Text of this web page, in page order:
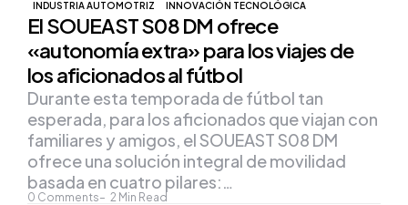
INDUSTRIA AUTOMOTRIZ INNOVACIÓN TECNOLÓGICA
El SOUEAST S08 DM ofrece
«autonomía extra» para los viajes de
los aficionados al fútbol
0 Comments 2 Min Read
Durante esta temporada de fútbol tan
esperada, para los aficionados que viajan con
familiares y amigos, el SOUEAST S08 DM
ofrece una solución integral de movilidad
basada en cuatro pilares:…